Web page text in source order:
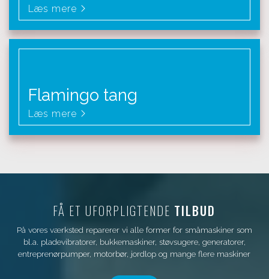
Læs mere
Flamingo tang
Læs mere
FÅ ET UFORPLIGTENDE TILBUD
På vores værksted reparerer vi alle former for ​småmaskiner som
bl.a. pladevibratorer, bukkemaskiner, støvsugere, generatorer,
entreprenørpumper, motorbør, jordlop og mange flere maskiner